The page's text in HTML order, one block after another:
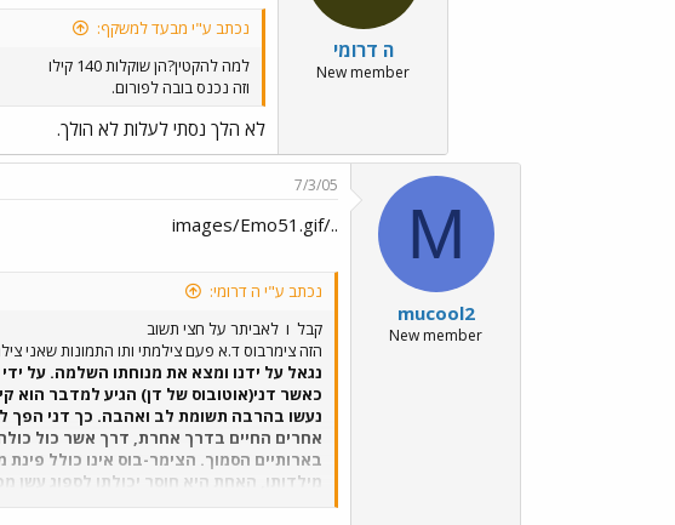
ה דרומי
New member
נכתב ע"י מבעד למשקף:
למה להקטין?הן שוקלות 140 קילו
וזה נכנס בובה לפורום.
לא הלך נסתי לעלות לא הולך.
M
mucool2
New member
7/3/05
../images/Emo51.gif
נכתב ע"י ה דרומי:
קבל ו לאביתר על חצי תשוב
הזה צימרבוס ד.א פעם צילמתי ותו התמונות שאני
נגאל על ידנו ומצא את מנוחתו השלמה. על
כאשר דני(אוטובוס של דן) הגיע למדבר הוא
נעשו בהרבה תשומת לב ואהבה. כך דני הפך
אחרים החיים בדרך אחרת, דרך אשר כול
בארותיים הסמוך. הצימר-בוס אינו כולל
מילדותו, האחת היא חוסר יכולתו לספוג עשן
בשמירה על הסדר והניקיון החשובים לו כל